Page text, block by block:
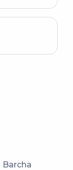
Barcha